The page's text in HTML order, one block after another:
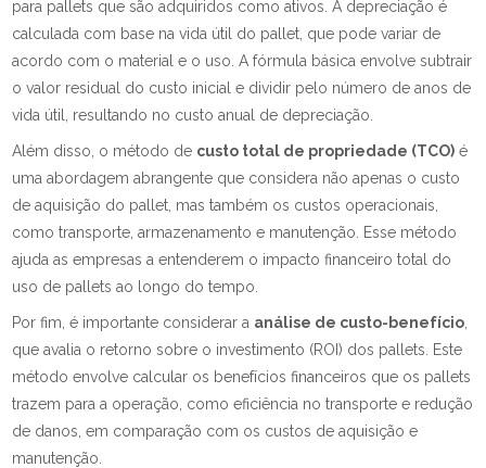
para pallets que são adquiridos como ativos. A depreciação é
calculada com base na vida útil do pallet, que pode variar de
acordo com o material e o uso. A fórmula básica envolve subtrair
o valor residual do custo inicial e dividir pelo número de anos de
vida útil, resultando no custo anual de depreciação.
Além disso, o método de custo total de propriedade (TCO) é
uma abordagem abrangente que considera não apenas o custo
de aquisição do pallet, mas também os custos operacionais,
como transporte, armazenamento e manutenção. Esse método
ajuda as empresas a entenderem o impacto financeiro total do
uso de pallets ao longo do tempo.
Por fim, é importante considerar a análise de custo-benefício
que avalia o retorno sobre o investimento (ROI) dos pallets. Este
método envolve calcular os benefícios financeiros que os pallets
trazem para a operação, como eficiência no transporte e redução
de danos, em comparação com os custos de aquisição e
manutenção.